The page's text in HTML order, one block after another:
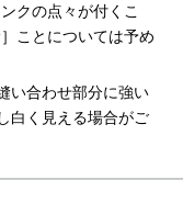
クの点々が付くこ
ことについては予め
い合わせ部分に強い
白く見える場合がご